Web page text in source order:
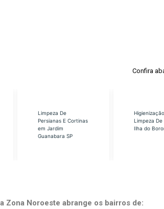
Confira
Limpeza De
Persianas E Cortinas
em Jardim
Guanabara SP
Limpeza De
Ilha do
Zona Noroeste abrange os bairros de: